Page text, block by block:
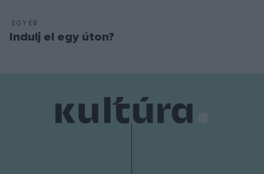
EGYÉB
Indulj el egy úton?